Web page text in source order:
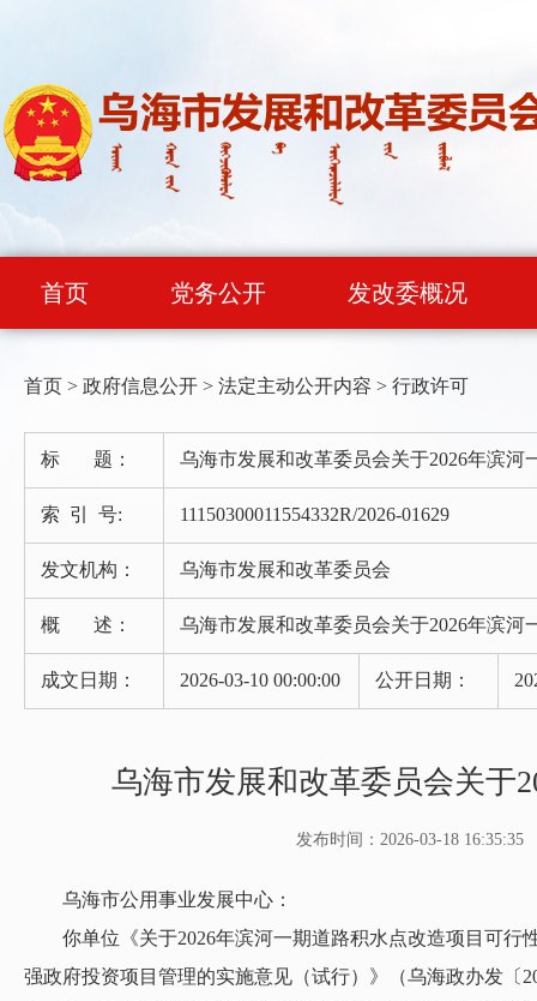
首页 党务公开 发改委概况
首页 > 政府信息公开 > 法定主动公开内容 > 行政许可
标 题： 乌海市发展和改革委员会关于2026年滨
索 引 号: 11150300011554332R/2026-01629
发文机构： 乌海市发展和改革委员会
概 述： 乌海市发展和改革委员会关于2026年滨
成文日期： 2026-03-10 00:00:00 公开日期：
乌海市发展和改革委员会关于
发布时间：2026-03-18 16:35:35
乌海市公用事业发展中心：
你单位《关于2026年滨河一期道路积水点改造项目可行性
强政府投资项目管理的实施意见（试行）》（乌海政办发〔